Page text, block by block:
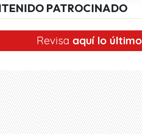
PATROCINADO
Revisa aquí lo último